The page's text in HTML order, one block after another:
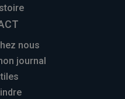
nous
journal